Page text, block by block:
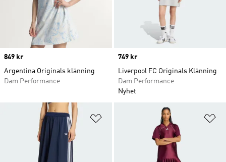
Price
849 kr
Argentina Originals klänning
Dam Performance
Price
749 kr
Liverpool FC Originals Klänning
Dam Performance
Nyhet
Lägg till på önskelistan